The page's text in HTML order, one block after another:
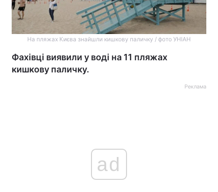
На пляжах Києва знайшли кишкову паличку / фото УНІАН
Фахівці виявили у воді на 11 пляжах
кишкову паличку.
Реклама
ad